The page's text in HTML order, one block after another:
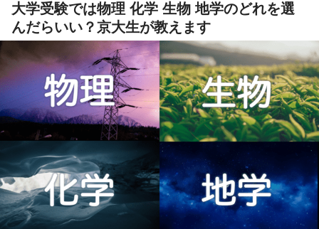
大学受験では物理 化学 生物 地学のどれを選
んだらいい？京大生が教えます